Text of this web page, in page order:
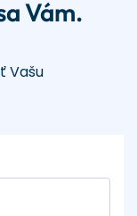
Vám.
Vašu